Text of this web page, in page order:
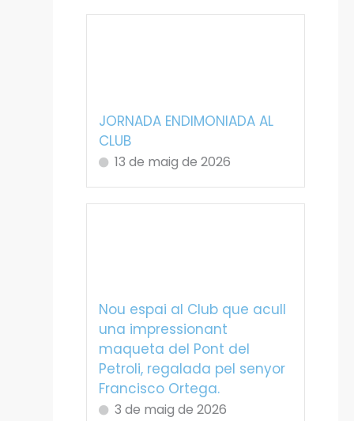
JORNADA ENDIMONIADA AL
CLUB
13 de maig de 2026
Nou espai al Club que acull
una impressionant
maqueta del Pont del
Petroli, regalada pel senyor
Francisco Ortega.
3 de maig de 2026